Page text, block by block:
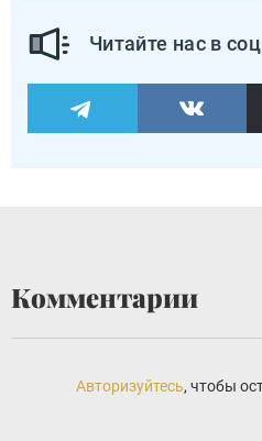
Читайте нас в
Комментарии
Авторизуйтесь, чтобы